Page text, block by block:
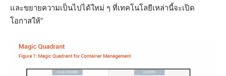
และขยายความเป็นไปได้ใหม่ ๆ ที่เทคโนโลยีเหล่านี้จะเปิด
โอกาสให้”